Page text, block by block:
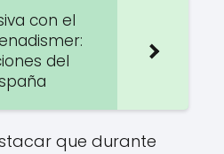
con el
del
que durante